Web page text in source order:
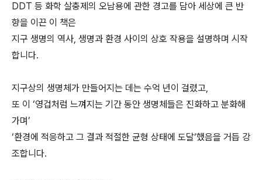
DDT 등 화학 살충제의 오남용에 관한 경고를 담아 세상에 큰 반
향을 이끈 이 책은
지구 생명의 역사, 생명과 환경 사이의 상호 작용을 설명하며 시작
합니다.
지구상의 생명체가 만들어지는 데는 수억 년이 걸렸고,
또 이 ‘영겁처럼 느껴지는 기간 동안 생명체들은 진화하고 분화해
가며’
‘환경에 적응하고 그 결과 적절한 균형 상태에 도달‘했음을 거듭 강
조합니다.